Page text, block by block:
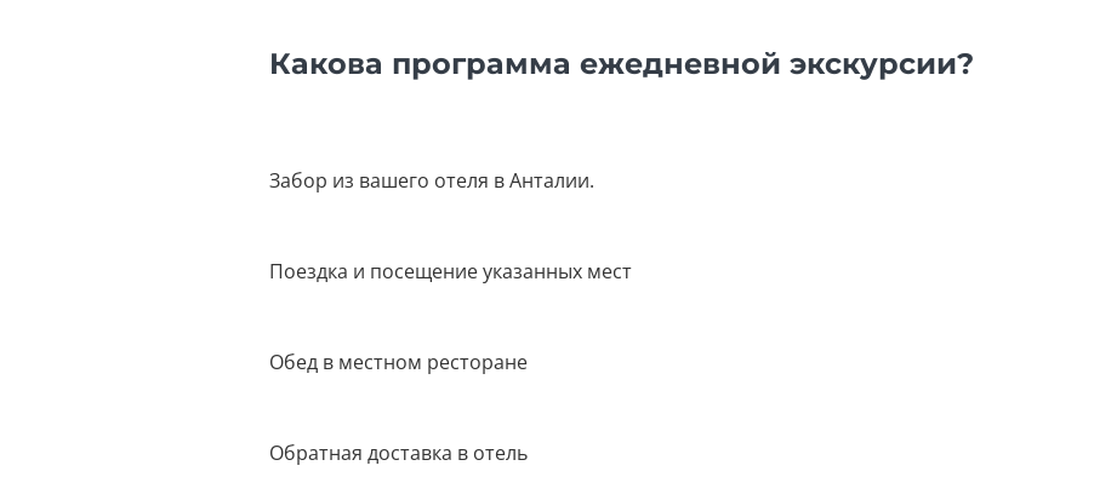
Какова программа ежедневной экскурсии?
Забор из вашего отеля в Анталии.
Поездка и посещение указанных мест
Обед в местном ресторане
Обратная доставка в отель